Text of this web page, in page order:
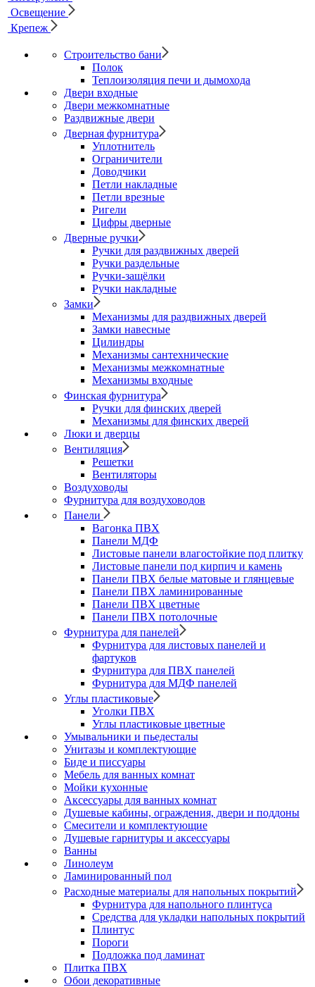
Освещение
Крепеж
Строительство бани
Полок
Теплоизоляция печи и дымохода
Двери входные
Двери межкомнатные
Раздвижные двери
Дверная фурнитура
Уплотнитель
Ограничители
Доводчики
Петли накладные
Петли врезные
Ригели
Цифры дверные
Дверные ручки
Ручки для раздвижных дверей
Ручки раздельные
Ручки-защёлки
Ручки накладные
Замки
Механизмы для раздвижных дверей
Замки навесные
Цилиндры
Механизмы сантехнические
Механизмы межкомнатные
Механизмы входные
Финская фурнитура
Ручки для финских дверей
Механизмы для финских дверей
Люки и дверцы
Вентиляция
Решетки
Вентиляторы
Воздуховоды
Фурнитура для воздуховодов
Панели
Вагонка ПВХ
Панели МДФ
Листовые панели влагостойкие под плитку
Листовые панели под кирпич и камень
Панели ПВХ белые матовые и глянцевые
Панели ПВХ ламинированные
Панели ПВХ цветные
Панели ПВХ потолочные
Фурнитура для панелей
Фурнитура для листовых панелей и
фартуков
Фурнитура для ПВХ панелей
Фурнитура для МДФ панелей
Углы пластиковые
Уголки ПВХ
Углы пластиковые цветные
Умывальники и пьедесталы
Унитазы и комплектующие
Биде и писсуары
Мебель для ванных комнат
Мойки кухонные
Аксессуары для ванных комнат
Душевые кабины, ограждения, двери и поддоны
Смесители и комплектующие
Душевые гарнитуры и аксессуары
Ванны
Линолеум
Ламинированный пол
Расходные материалы для напольных покрытий
Фурнитура для напольного плинтуса
Средства для укладки напольных покрытий
Плинтус
Пороги
Подложка под ламинат
Плитка ПВХ
Обои декоративные